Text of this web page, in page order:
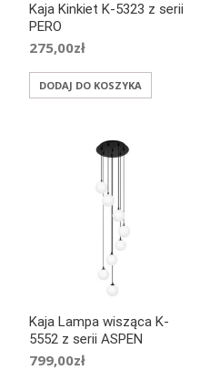
Kaja Kinkiet K-5323 z serii
PERO
275,00zł
DODAJ DO KOSZYKA
Kaja Lampa wisząca K-
5552 z serii ASPEN
799,00zł